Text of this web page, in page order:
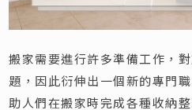
搬家需要進行許多準備工作，
題，因此衍伸出一個新的專門
助人們在搬家時完成各種收納